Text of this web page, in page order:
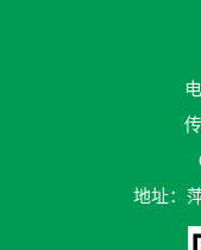
地址：